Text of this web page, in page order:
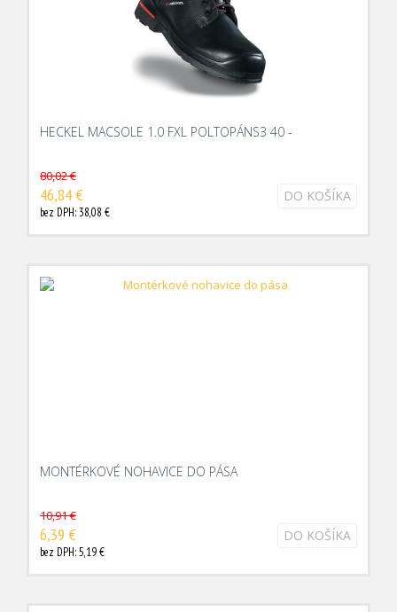
HECKEL MACSOLE 1.0 FXL POLTOPÁNS3 40 -
80,02 €
46,84 €
bez DPH: 38,08 €
DO KOŠÍKA
MONTÉRKOVÉ NOHAVICE DO PÁSA
10,91 €
6,39 €
bez DPH: 5,19 €
DO KOŠÍKA